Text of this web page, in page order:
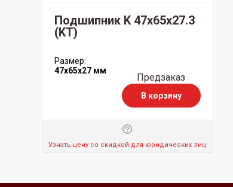
Подшипник K 47x65x27.3
(KT)
Размер:
47x65x27 мм
Предзаказ
В корзину
Узнать цену со скидкой для юридических лиц